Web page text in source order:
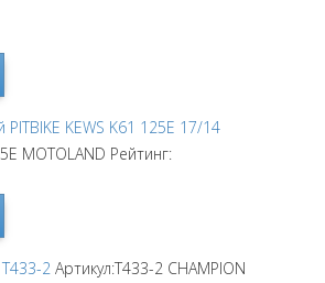
KEWS K61 125E 17/14
MOTOLAND Рейтинг:
2 Артикул:T433-2 CHAMPION